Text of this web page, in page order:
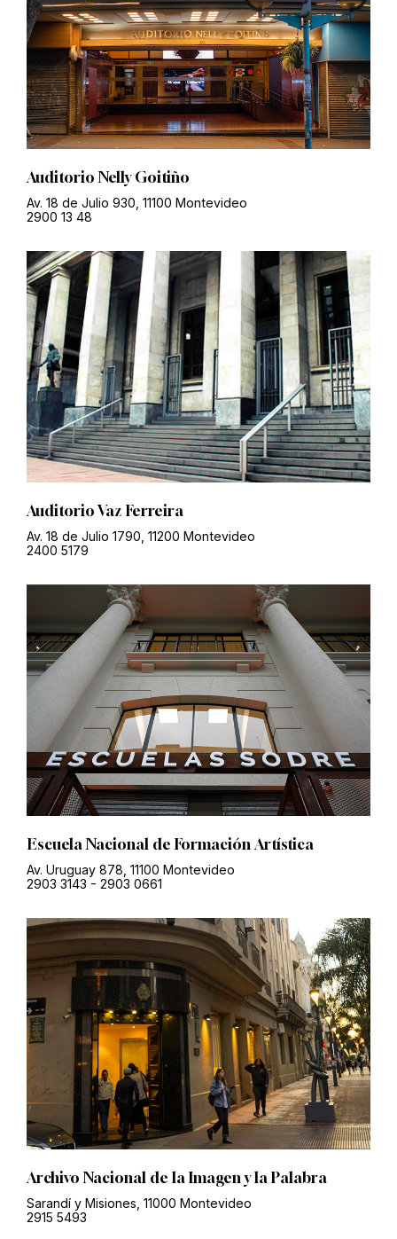
Auditorio Nelly Goitiño
Av. 18 de Julio 930, 11100 Montevideo
2900 13 48
Auditorio Vaz Ferreira
Av. 18 de Julio 1790, 11200 Montevideo
2400 5179
Escuela Nacional de Formación Artística
Av. Uruguay 878, 11100 Montevideo
2903 3143 - 2903 0661
Archivo Nacional de la Imagen y la Palabra
Sarandí y Misiones, 11000 Montevideo
2915 5493